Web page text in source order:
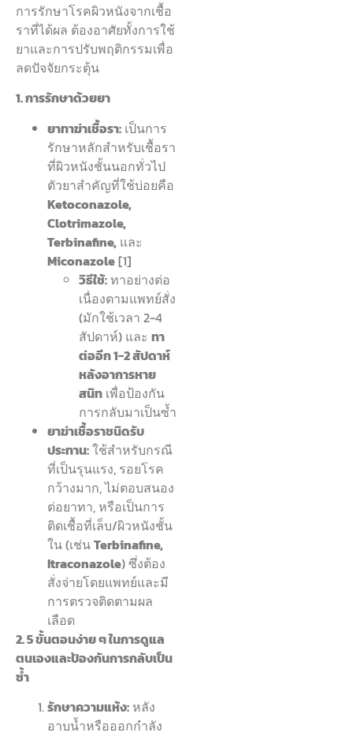
การรักษาโรคผิวหนังจากเชื้อ
ราที่ได้ผล ต้องอาศัยทั้งการใช้
ยาและการปรับพฤติกรรมเพื่อ
ลดปัจจัยกระตุ้น
1. การรักษาด้วยยา
ยาทาฆ่าเชื้อรา: เป็นการ
รักษาหลักสำหรับเชื้อรา
ที่ผิวหนังชั้นนอกทั่วไป
ตัวยาสำคัญที่ใช้บ่อยคือ
Ketoconazole,
Clotrimazole,
Terbinafine, และ
Miconazole[1]
วิธีใช้:ทาอย่างต่อ
เนื่องตามแพทย์สั่ง
(มักใช้เวลา 2-4
สัปดาห์) และ ทา
ต่ออีก 1-2 สัปดาห์
หลังอาการหาย
สนิท เพื่อป้องกัน
การกลับมาเป็นซ้ำ
ยาฆ่าเชื้อราชนิดรับ
ประทาน:ใช้สำหรับกรณี
ที่เป็นรุนแรง, รอยโรค
กว้างมาก, ไม่ตอบสนอง
ต่อยาทา, หรือเป็นการ
ติดเชื้อที่เล็บ/ผิวหนังชั้น
ใน (เช่นTerbinafine,
Itraconazole) ซึ่งต้อง
สั่งจ่ายโดยแพทย์และมี
การตรวจติดตามผล
เลือด
2. 5 ขั้นตอนง่าย ๆ ในการดูแล
ตนเองและป้องกันการกลับเป็น
ซ้ำ
รักษาความแห้ง: หลัง
อาบน้ำหรือออกกำลัง